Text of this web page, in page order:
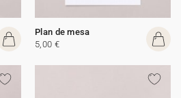
Plan de mesa
5,00 €